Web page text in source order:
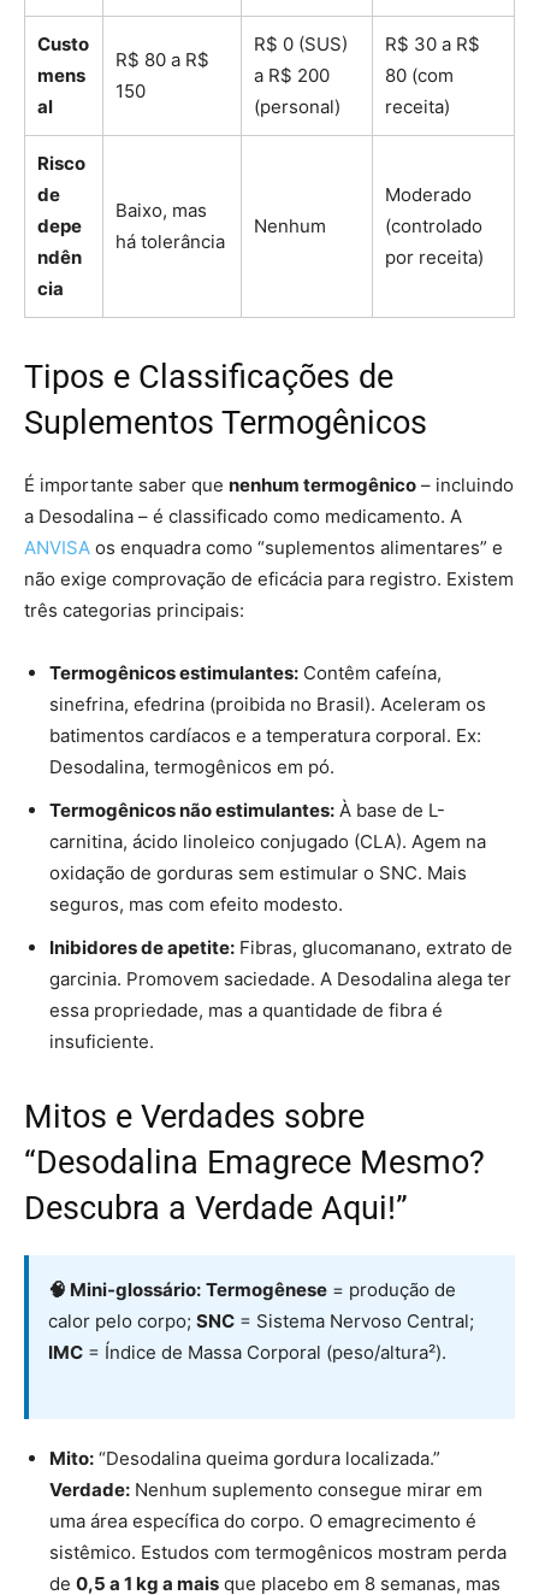
Custo
mens
al
R$ 80 a R$
150
R$ 0 (SUS)
a R$ 200
(personal)
R$ 30 a R$
80 (com
receita)
Risco
de
depe
ndên
cia
Baixo, mas
há tolerância
Nenhum
Moderado
(controlado
por receita)
Tipos e Classificações de
Suplementos Termogênicos
É importante saber que nenhum termogênico – incluindo
a Desodalina – é classificado como medicamento. A
ANVISA os enquadra como “suplementos alimentares” e
não exige comprovação de eficácia para registro. Existem
três categorias principais:
Termogênicos estimulantes: Contêm cafeína,
sinefrina, efedrina (proibida no Brasil). Aceleram os
batimentos cardíacos e a temperatura corporal. Ex:
Desodalina, termogênicos em pó.
Termogênicos não estimulantes: À base de L-
carnitina, ácido linoleico conjugado (CLA). Agem na
oxidação de gorduras sem estimular o SNC. Mais
seguros, mas com efeito modesto.
Inibidores de apetite: Fibras, glucomanano, extrato de
garcinia. Promovem saciedade. A Desodalina alega ter
essa propriedade, mas a quantidade de fibra é
insuficiente.
Mitos e Verdades sobre
“Desodalina Emagrece Mesmo?
Descubra a Verdade Aqui!”
🧠 Mini-glossário: Termogênese = produção de
calor pelo corpo; SNC = Sistema Nervoso Central;
IMC = Índice de Massa Corporal (peso/altura²).
Mito: “Desodalina queima gordura localizada.”
Verdade: Nenhum suplemento consegue mirar em
uma área específica do corpo. O emagrecimento é
sistêmico. Estudos com termogênicos mostram perda
de 0,5 a 1 kg a mais que placebo em 8 semanas, mas